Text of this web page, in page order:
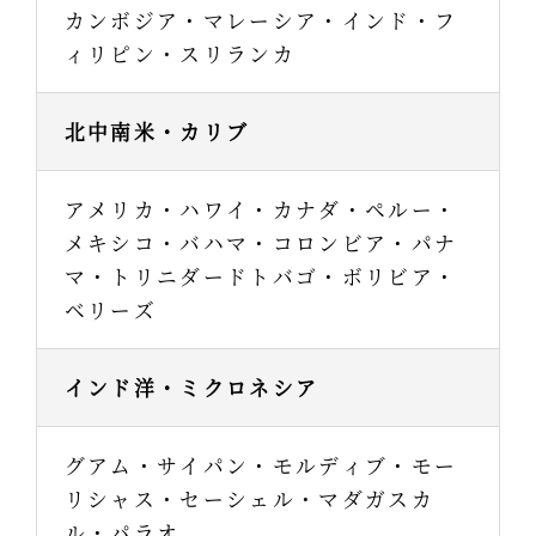
カンボジア・マレーシア・インド・フ
ィリピン・スリランカ
北中南米・カリブ
アメリカ・ハワイ・カナダ・ペルー・
メキシコ・バハマ・コロンビア・パナ
マ・トリニダードトバゴ・ボリビア・
ベリーズ
インド洋・ミクロネシア
グアム・サイパン・モルディブ・モー
リシャス・セーシェル・マダガスカ